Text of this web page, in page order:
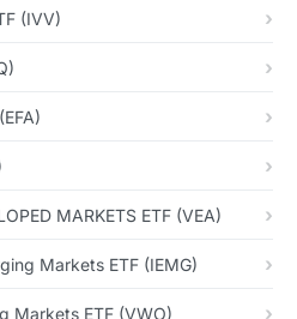
(IVV)
MARKETS ETF (VEA)
Markets ETF (IEMG)
Markets ETF (VWO)